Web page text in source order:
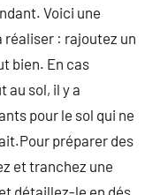
Voici une
réaliser : rajoutez un
bien. En cas
au sol, il y a
pour le sol qui ne
préparer des
et tranchez une
détaillez-le en dés